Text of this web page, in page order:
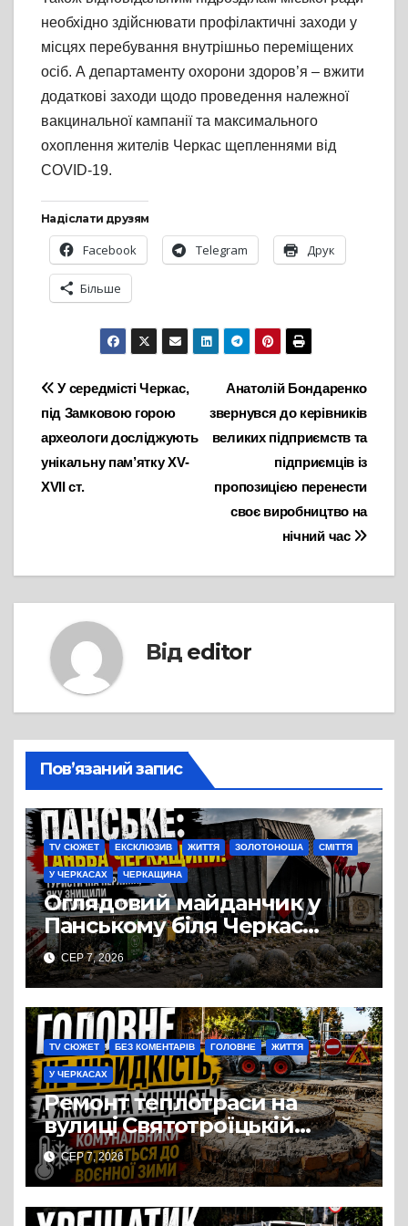
необхідно здійснювати профілактичні заходи у
місцях перебування внутрішньо переміщених
осіб. А департаменту охорони здоров’я – вжити
додаткові заходи щодо проведення належної
вакцинальної кампанії та максимального
охоплення жителів Черкас щепленнями від
COVID-19.
Надіслати друзям
Facebook Telegram Друк
Більше
Навігація
записів
Анатолій Бондаренко
звернувся до керівників
великих підприємств та
підприємців із
пропозицією перенести
своє виробництво на
нічний час
У середмісті Черкас,
під Замковою горою
археологи досліджують
унікальну пам’ятку XV-
XVII ст.
Від editor
Пов’язаний запис
TV СЮЖЕТ ЕКСКЛЮЗИВ ЖИТТЯ ЗОЛОТОНОША СМІТТЯ
У ЧЕРКАСАХ ЧЕРКАЩИНА
Оглядовий майданчик у
Панському біля Черкас
перетворився на занедбане
сміттєзвалище
СЕР 7, 2026
TV СЮЖЕТ БЕЗ КОМЕНТАРІВ ГОЛОВНЕ ЖИТТЯ
У ЧЕРКАСАХ
Ремонт теплотраси на
вулиці Святотроїцькій
затягнувся порівняно із
запланованими термінами.
Вулицю досі не відкрили
для руху
СЕР 7, 2026